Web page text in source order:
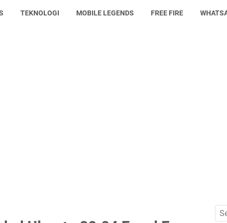
TEKNOLOGI MOBILE LEGENDS FREE FIRE